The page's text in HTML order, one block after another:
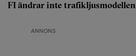
FI ändrar inte trafikljusmodellen
ANNONS